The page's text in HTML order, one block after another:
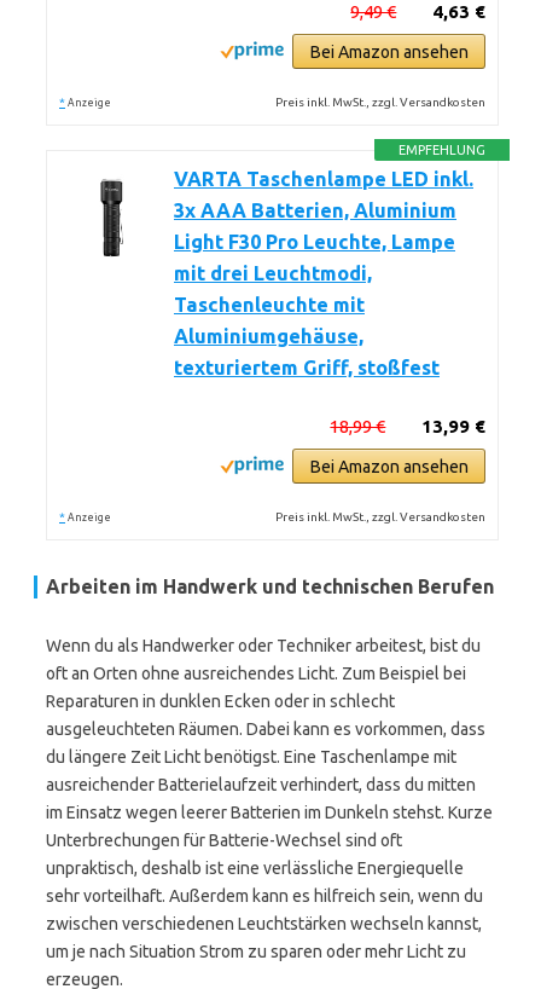
4,63 €
9,49 €
Bei Amazon ansehen
* Anzeige Preis inkl. MwSt., zzgl. Versandkosten
EMPFEHLUNG
VARTA Taschenlampe LED inkl.
3x AAA Batterien, Aluminium
Light F30 Pro Leuchte, Lampe
mit drei Leuchtmodi,
Taschenleuchte mit
Aluminiumgehäuse,
texturiertem Griff, stoßfest
13,99 €
18,99 €
Bei Amazon ansehen
* Anzeige Preis inkl. MwSt., zzgl. Versandkosten
Arbeiten im Handwerk und technischen Berufen
Wenn du als Handwerker oder Techniker arbeitest, bist du
oft an Orten ohne ausreichendes Licht. Zum Beispiel bei
Reparaturen in dunklen Ecken oder in schlecht
ausgeleuchteten Räumen. Dabei kann es vorkommen, dass
du längere Zeit Licht benötigst. Eine Taschenlampe mit
ausreichender Batterielaufzeit verhindert, dass du mitten
im Einsatz wegen leerer Batterien im Dunkeln stehst. Kurze
Unterbrechungen für Batterie-Wechsel sind oft
unpraktisch, deshalb ist eine verlässliche Energiequelle
sehr vorteilhaft. Außerdem kann es hilfreich sein, wenn du
zwischen verschiedenen Leuchtstärken wechseln kannst,
um je nach Situation Strom zu sparen oder mehr Licht zu
erzeugen.